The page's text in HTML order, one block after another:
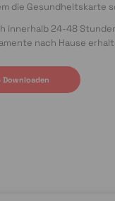
die Gesundheitskarte
innerhalb 24-48
nach Hause
Downloaden